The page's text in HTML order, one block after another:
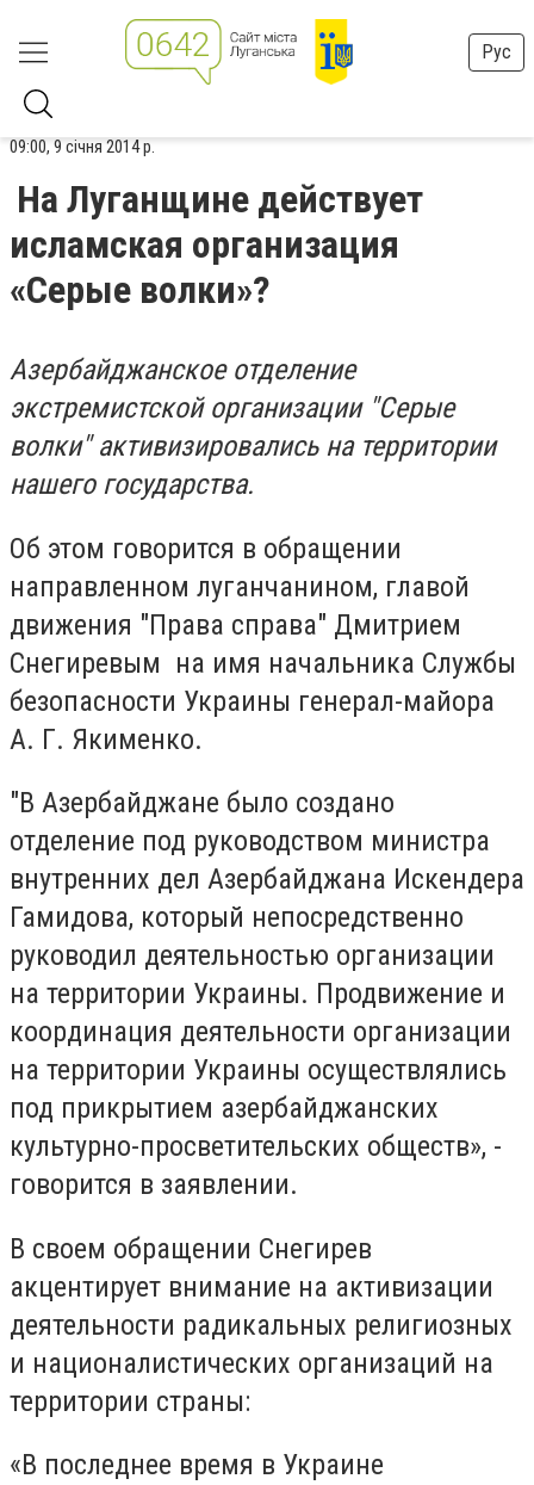
Рус
09:00, 9 січня 2014 р.
На Луганщине действует
исламская организация
«Серые волки»?
Азербайджанское отделение
экстремистской организации "Серые
волки" активизировались на территории
нашего государства.
Об этом говорится в обращении
направленном луганчанином, главой
движения "Права справа" Дмитрием
Снегиревым на имя начальника Службы
безопасности Украины генерал-майора
А. Г. Якименко.
"В Азербайджане было создано
отделение под руководством министра
внутренних дел Азербайджана Искендера
Гамидова, который непосредственно
руководил деятельностью организации
на территории Украины. Продвижение и
координация деятельности организации
на территории Украины осуществлялись
под прикрытием азербайджанских
культурно-просветительских обществ», -
говорится в заявлении.
В своем обращении Снегирев
акцентирует внимание на активизации
деятельности радикальных религиозных
и националистических организаций на
территории страны:
«В последнее время в Украине